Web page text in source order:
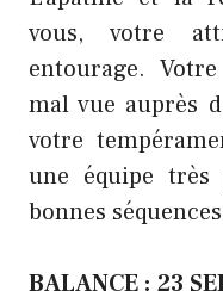
vous, votre
entourage.
mal vue auprès
votre
une équipe très
bonnes
BALANCE : 23